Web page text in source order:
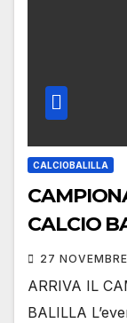
CALCIOBALILLA
CALCIO
27
ARRIVA IL
BALILLA